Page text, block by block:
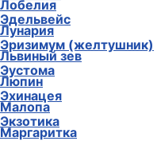
Эдельвейс
Эризимум (желтушник)
Эустома
Эхинацея
Экзотика
Лобелия
Лунария
Львиный зев
Люпин
Малопа
Маргаритка